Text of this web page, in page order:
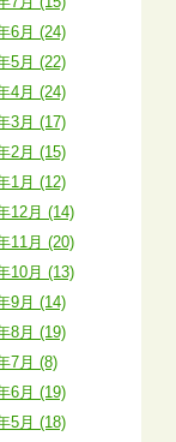
6月 (24)
5月 (22)
4月 (24)
3月 (17)
2月 (15)
1月 (12)
12月 (14)
11月 (20)
10月 (13)
9月 (14)
8月 (19)
7月 (8)
6月 (19)
5月 (18)